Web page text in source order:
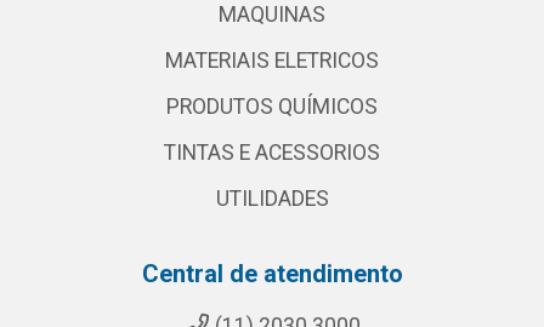
MAQUINAS
MATERIAIS ELETRICOS
PRODUTOS QUÍMICOS
TINTAS E ACESSORIOS
UTILIDADES
Central de atendimento